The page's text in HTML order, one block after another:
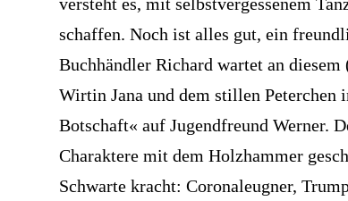
schaffen. Noch ist alles gut, ein
Buchhändler Richard wartet an
Wirtin Jana und dem stillen Peterchen
Botschaft« auf Jugendfreund Werner.
Charaktere mit dem Holzhammer
Schwarte kracht: Coronaleugner,